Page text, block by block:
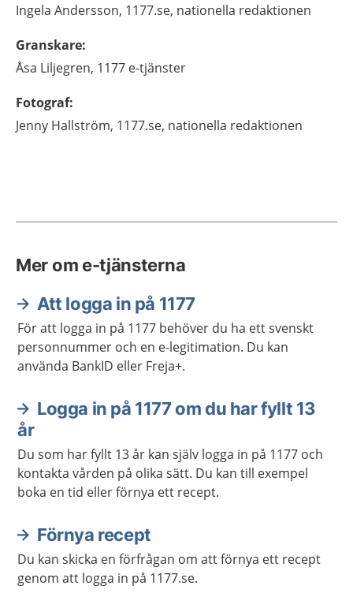
Ingela Andersson, 1177.se, nationella redaktionen
Granskare:
Åsa Liljegren, 1177 e-tjänster
Fotograf:
Jenny Hallström, 1177.se, nationella redaktionen
Mer om e-tjänsterna
Att logga in på 1177
För att logga in på 1177 behöver du ha ett svenskt
personnummer och en e-legitimation. Du kan
använda BankID eller Freja+.
Logga in på 1177 om du har fyllt 13
år
Du som har fyllt 13 år kan själv logga in på 1177 och
kontakta vården på olika sätt. Du kan till exempel
boka en tid eller förnya ett recept.
Förnya recept
Du kan skicka en förfrågan om att förnya ett recept
genom att logga in på 1177.se.